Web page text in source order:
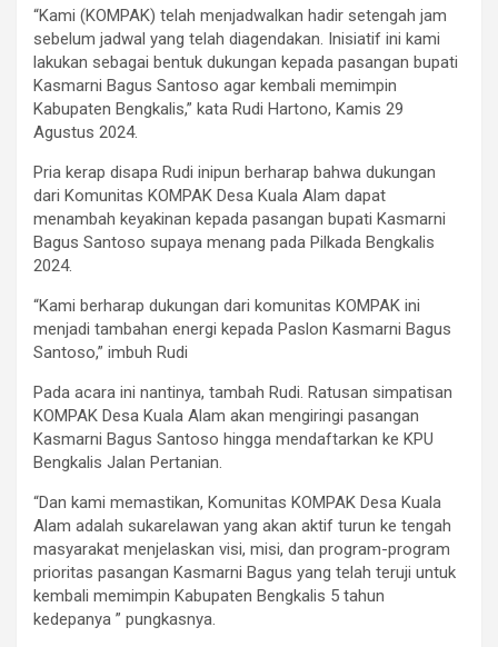
“Kami (KOMPAK) telah menjadwalkan hadir setengah jam
sebelum jadwal yang telah diagendakan. Inisiatif ini kami
lakukan sebagai bentuk dukungan kepada pasangan bupati
Kasmarni Bagus Santoso agar kembali memimpin
Kabupaten Bengkalis,” kata Rudi Hartono, Kamis 29
Agustus 2024.
Pria kerap disapa Rudi inipun berharap bahwa dukungan
dari Komunitas KOMPAK Desa Kuala Alam dapat
menambah keyakinan kepada pasangan bupati Kasmarni
Bagus Santoso supaya menang pada Pilkada Bengkalis
2024.
“Kami berharap dukungan dari komunitas KOMPAK ini
menjadi tambahan energi kepada Paslon Kasmarni Bagus
Santoso,” imbuh Rudi
Pada acara ini nantinya, tambah Rudi. Ratusan simpatisan
KOMPAK Desa Kuala Alam akan mengiringi pasangan
Kasmarni Bagus Santoso hingga mendaftarkan ke KPU
Bengkalis Jalan Pertanian.
“Dan kami memastikan, Komunitas KOMPAK Desa Kuala
Alam adalah sukarelawan yang akan aktif turun ke tengah
masyarakat menjelaskan visi, misi, dan program-program
prioritas pasangan Kasmarni Bagus yang telah teruji untuk
kembali memimpin Kabupaten Bengkalis 5 tahun
kedepanya ” pungkasnya.